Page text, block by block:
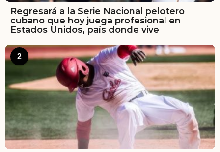
Regresará a la Serie Nacional pelotero
cubano que hoy juega profesional en
Estados Unidos, país donde vive
2